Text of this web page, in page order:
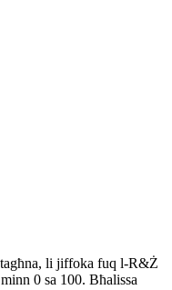
li jiffoka fuq l-R&Ż
0 sa 100. Bħalissa